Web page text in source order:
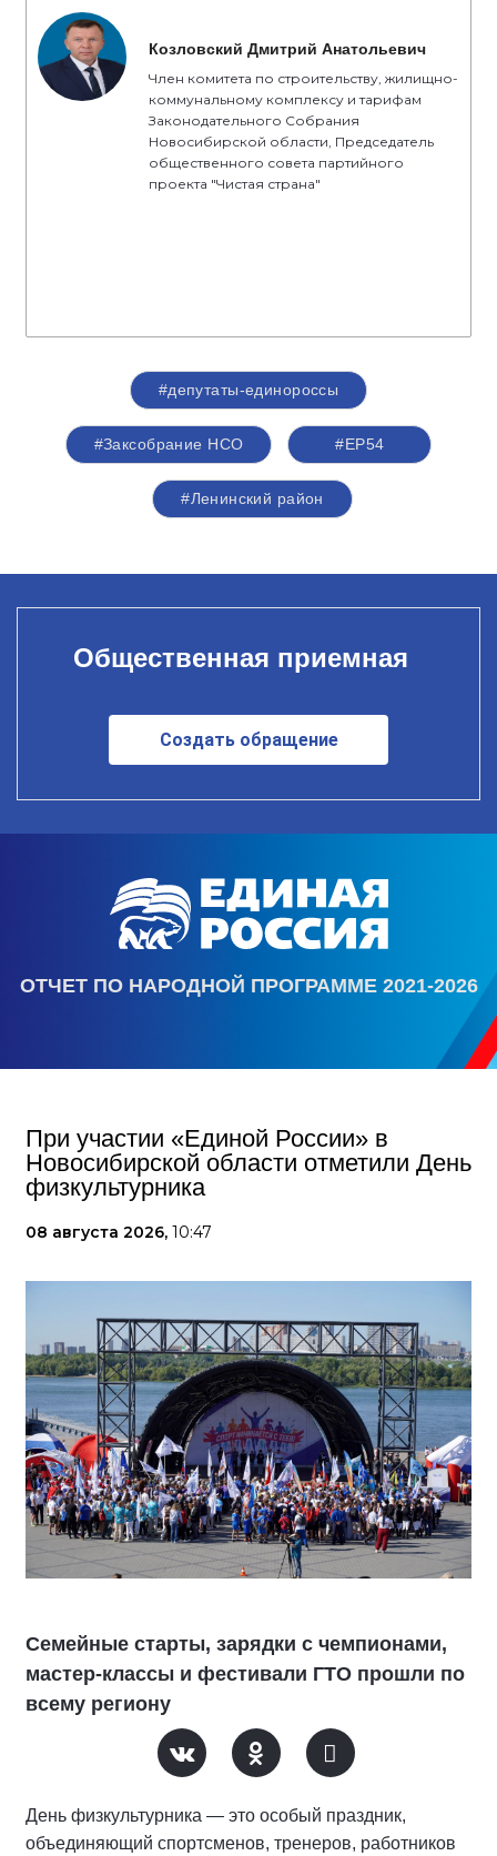
Козловский Дмитрий Анатольевич
Член комитета по строительству, жилищно-
коммунальному комплексу и тарифам
Законодательного Собрания
Новосибирской области, Председатель
общественного совета партийного
проекта "Чистая страна"
#депутаты-единороссы
#Заксобрание НСО #ЕР54
#Ленинский район
Общественная приемная
Создать обращение
ОТЧЕТ ПО НАРОДНОЙ ПРОГРАММЕ 2021-2026
При участии «Единой России» в
Новосибирской области отметили День
физкультурника
08 августа 2026, 10:47
Семейные старты, зарядки с чемпионами,
мастер-классы и фестивали ГТО прошли по
всему региону
День физкультурника — это особый праздник,
объединяющий спортсменов, тренеров, работников